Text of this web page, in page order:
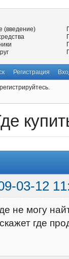
(введение)
Регистрация
03-12
не могу
где